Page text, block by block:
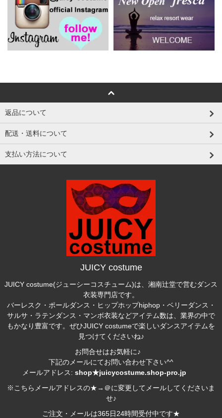
返品について
配送・送料について
支払い方法について
JUICY costume
JUICY costume(ジューシーコスチューム)は、湘南辻堂で営むダンス
衣装専門店です。
バーレスク・ポールダンス・ヒップホップhiphop・ベリーダンス・
サルサ・ラテンダンス・マンボ衣装などアイテム数は、業界の中で
もかなり豊富です。ぜひJUICY costumeで楽しいダンスアイテムを
見つけてくださいね♪
お問合せはお気軽に♪
下記のメールにてお問い合わせ下さい^^
メールアドレス: shop★juicycostume.shop-pro.jp
※こちらメールアドレスの★→＠に変更してメールしてくださいま
せ♪
ご注文・メールは365日24時間受付中です★